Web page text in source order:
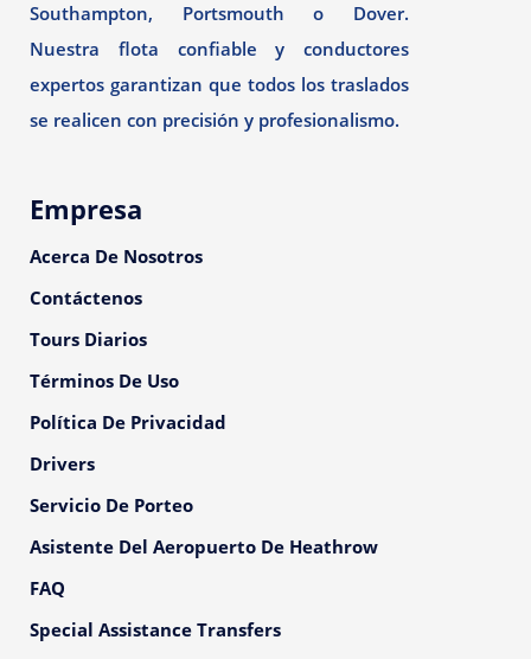
Southampton, Portsmouth o Dover.
Nuestra flota confiable y conductores
expertos garantizan que todos los traslados
se realicen con precisión y profesionalismo.
Empresa
Acerca De Nosotros
Contáctenos
Tours Diarios
Términos De Uso
Política De Privacidad
Drivers
Servicio De Porteo
Asistente Del Aeropuerto De Heathrow
FAQ
Special Assistance Transfers